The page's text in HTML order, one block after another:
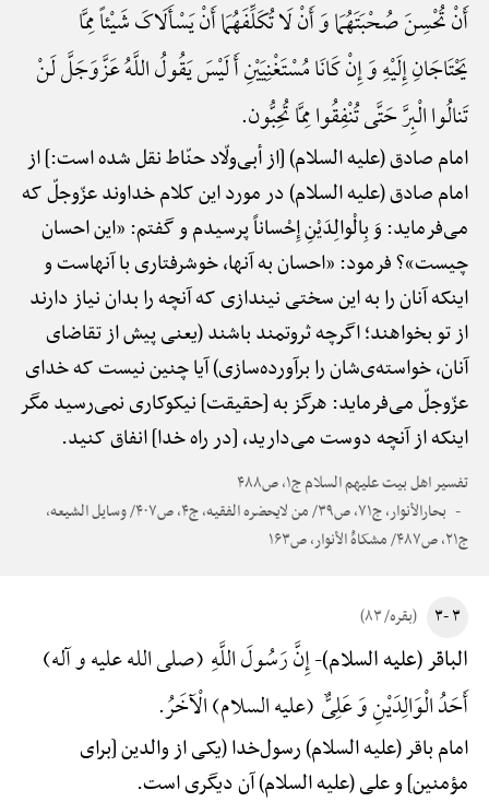
أَنْ تُحْسِنَ صُحْبَتَهُمَا وَ أَنْ لَا تُکَلِّفَهُمَا أَنْ یَسْأَلَاکَ شَیْئاً مِمَّا
یَحْتَاجَانِ إِلَیْهِ وَ إِنْ کَانَا مُسْتَغْنِیَیْنِ أَ لَیْسَ یَقُولُ اللَّهُ عَزَّوَجَلَّ لَنْ
تَنالُوا الْبِرَّ حَتَّی تُنْفِقُوا مِمَّا تُحِبُّون.
امام صادق (علیه السلام) [از أبی‌ولّاد حنّاط نقل شده است:] از
امام صادق (علیه السلام) در مورد این کلام خداوند عزّوجلّ که
می‌فرماید: وَ بِالْوالِدَیْنِ إِحْساناً پرسیدم و گفتم: «این احسان
چیست»؟ فرمود: «احسان به آنها، خوشرفتاری با آنهاست و
اینکه آنان را به این سختی نیندازی که آنچه را بدان نیاز دارند
از تو بخواهند؛ اگرچه ثروتمند باشند (یعنی پیش از تقاضای
آنان، خواسته‌ی‌شان را برآورده‌سازی) آیا چنین نیست که خدای
عزّوجلّ می‌فرماید: هرگز به [حقیقت] نیکوکاری نمی‌رسید مگر
اینکه از آنچه دوست می‌دارید، [در راه خدا] انفاق کنید.
تفسیر اهل بیت علیهم السلام ج۱، ص۴۸۸
بحارالأنوار، ج۷۱، ص۳۹/ من لایحضره الفقیه، ج۴، ص۴۰۷/ وسایل الشیعه،
ج۲۱، ص۴۸۷/ مشکاهًْ الأنوار، ص۱۶۳
۳ -۳ (بقره/ ۸۳)
الباقر (علیه السلام)-إِنَّ رَسُولَ اللَّهِ (صلی الله علیه و آله)
أَحَدُ الْوَالِدَیْنِ وَ عَلِیٌّ (علیه السلام) الْآخَرُ.
امام باقر (علیه السلام) رسول‌خدا (یکی از والدین [برای
مؤمنین] و علی (علیه السلام) آن دیگری است.